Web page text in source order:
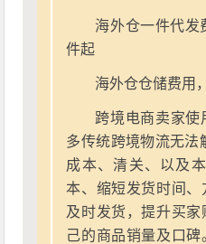
海外仓一件代发
件起
海外仓仓储费用
跨境电商卖家使
多传统跨境物流无法
成本、清关、以及
本、缩短发货时间、
及时发货，提升买
己的商品销量及口